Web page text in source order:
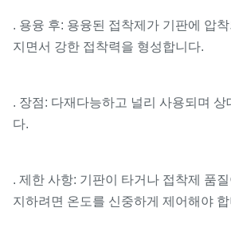
. 용융 후: 용융된 접착제가 기판에 압
지면서 강한 접착력을 형성합니다.
. 장점: 다재다능하고 널리 사용되며 상
다.
. 제한 사항: 기판이 타거나 접착제 품
지하려면 온도를 신중하게 제어해야